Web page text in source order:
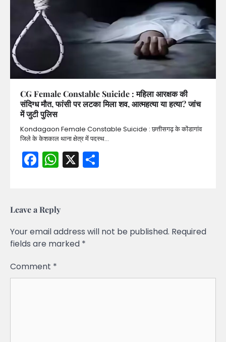
CG Female Constable Suicide : महिला आरक्षक की
संदिग्ध मौत, फांसी पर लटका मिला शव, आत्महत्या या हत्या? जांच
में जुटी पुलिस
Kondagaon Female Constable Suicide : छत्तीसगढ़ के कोंडागांव
जिले के केशकाल थाना क्षेत्र में पदस्थ…
Facebook
WhatsApp
X
Leave a Reply
Your email address will not be published. Required
fields are marked *
Comment *